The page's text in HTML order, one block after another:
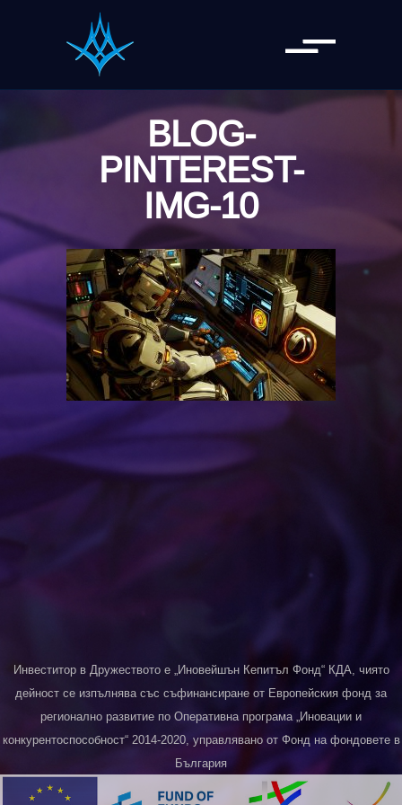
BLOG-
PINTEREST-
IMG-10
Инвеститор в Дружеството е „Иновейшън Кепитъл Фонд“ КДА, чиято
дейност се изпълнява със съфинансиране от Европейския фонд за
регионално развитие по Оперативна програма „Иновации и
конкурентоспособност“ 2014-2020, управлявано от Фонд на фондовете в
България